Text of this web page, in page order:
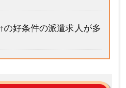
の好条件の派遣求人が多